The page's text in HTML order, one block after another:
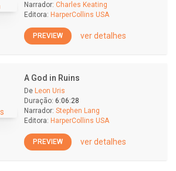
Narrador: Charles Keating
Editora: HarperCollins USA
PREVIEW ver detalhes
A God in Ruins
De Leon Uris
Duração: 6:06:28
Narrador: Stephen Lang
Editora: HarperCollins USA
PREVIEW ver detalhes